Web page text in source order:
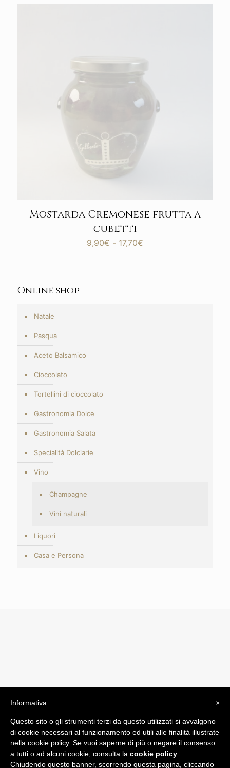
Mostarda Cremonese frutta a
cubetti
9,90€ - 17,70€
Online shop
Natale
Pasqua
Aceto Balsamico
Cioccolato
Tortellini di cioccolato
Gastronomia Dolce
Gastronomia Salata
Specialità Dolciarie
Vino
Champagne
Vini naturali
Liquori
Casa e Persona
byComunicatori su Misura srl
Termini e Condizioni di Vendita - Terms and Conditions
ITA:
×
Informativa
Questo sito o gli strumenti terzi da questo utilizzati si avvalgono
di cookie necessari al funzionamento ed utili alle finalità illustrate
nella cookie policy. Se vuoi saperne di più o negare il consenso
a tutti o ad alcuni cookie, consulta la cookie policy
Chiudendo questo banner, scorrendo questa pagina, cliccando